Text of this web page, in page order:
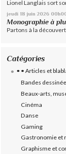
Lionel Langlais sort
jeudi 18 juin 2026
Monographie à
Partons à la
Catégories
• • Articles et
Bandes
Beaux-arts,
Cinéma
Danse
Gaming
Gastronomie et
Graphisme et